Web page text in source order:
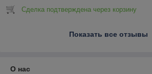
Сделка подтверждена через корзину
Показать все отзывы
О нас